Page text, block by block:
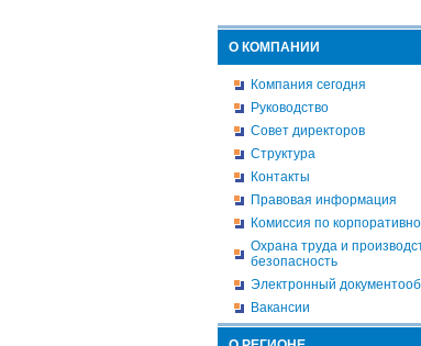
О КОМПАНИИ
Компания сегодня
Руководство
Совет директоров
Структура
Контакты
Правовая информация
Комиссия по
Охрана труда и
безопасность
Электронный
Вакансии